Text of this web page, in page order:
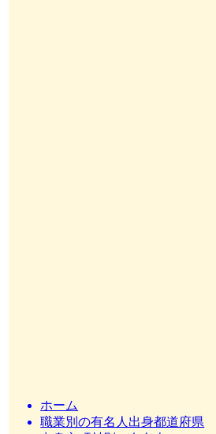
ホーム
職業別の有名人出身都道府県